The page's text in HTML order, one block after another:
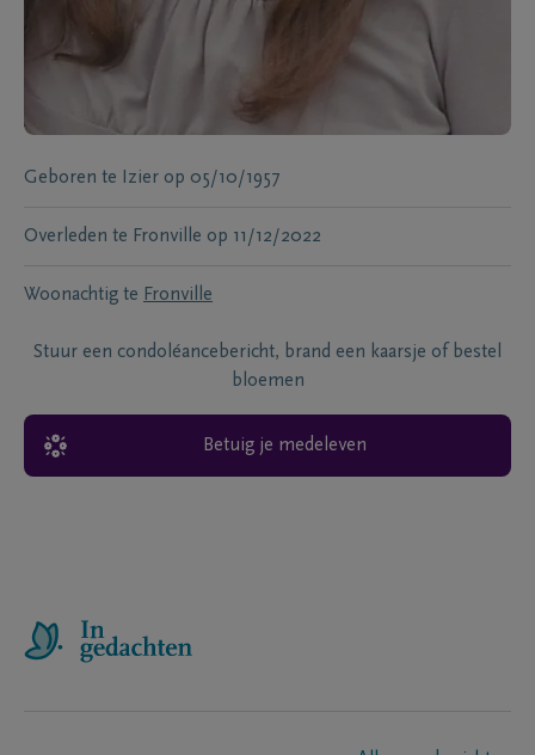
Geboren te Izier op 05/10/1957
Overleden te Fronville op 11/12/2022
Woonachtig te Fronville
Stuur een condoléancebericht, brand een kaarsje of bestel
bloemen
Betuig je medeleven